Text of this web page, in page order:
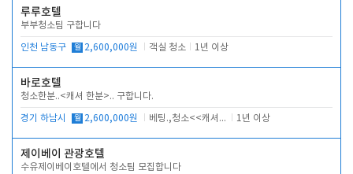
루루호텔
부부청소팀 구합니다
인천 남동구 월 2,600,000원 객실 청소 1년 이상
바로호텔
청소한분..<캐셔 한분>.. 구합니다.
경기 하남시 월 2,600,000원 베팅.,청소<<캐셔 모셔봅니다. 1년 이상
제이베이 관광호텔
수유제이베이호텔에서 청소팀 모집합니다